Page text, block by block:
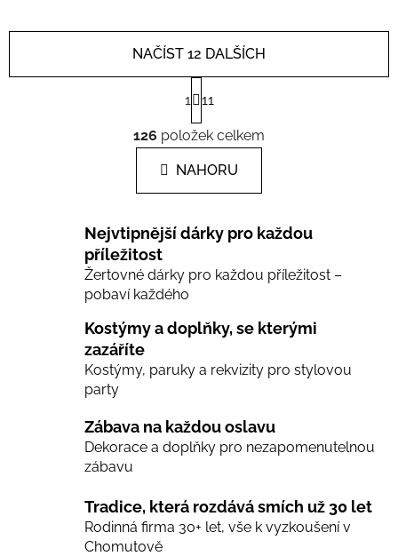
O
v
l
á
d
c
p
v
k
v
i
s
NAČÍST 12 DALŠÍCH
t
r
á
n
k
n
1 11
126 položek celkem
NAHORU
Nejvtipnější dárky pro každou
příležitost
Žertovné dárky pro každou příležitost –
pobaví každého
Kostýmy a doplňky, se kterými
zazáříte
Kostýmy, paruky a rekvizity pro stylovou
party
Zábava na každou oslavu
Dekorace a doplňky pro nezapomenutelnou
zábavu
Tradice, která rozdává smích už 30 let
Rodinná firma 30+ let, vše k vyzkoušení v
Chomutově